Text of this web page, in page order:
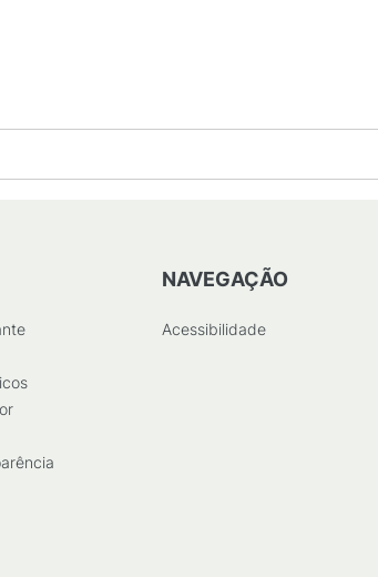
NAVEGAÇÃO
Acessibilidade